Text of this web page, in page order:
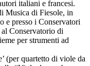
italiani e francesi.
Musica di Fiesole, in
e presso i Conservatori
Conservatorio di
per strumenti ad
(per quartetto di viole da